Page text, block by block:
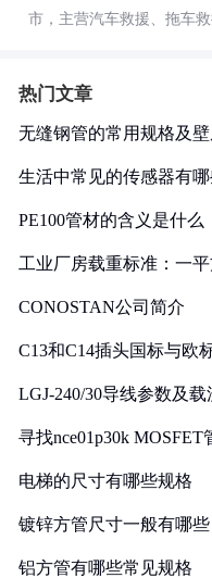
市，主营汽车救援、拖车
热门文章
无缝钢管的常用规格及
生活中常见的传感器有
PE100管材的含义是什么
工业厂房载重标准：一
CONOSTAN公司简介
C13和C14插头国标与欧
LGJ-240/30导线参数及
寻找nce01p30k
电梯的尺寸有哪些规格
镀锌方管尺寸一般有哪些
铝方管有哪些常见规格